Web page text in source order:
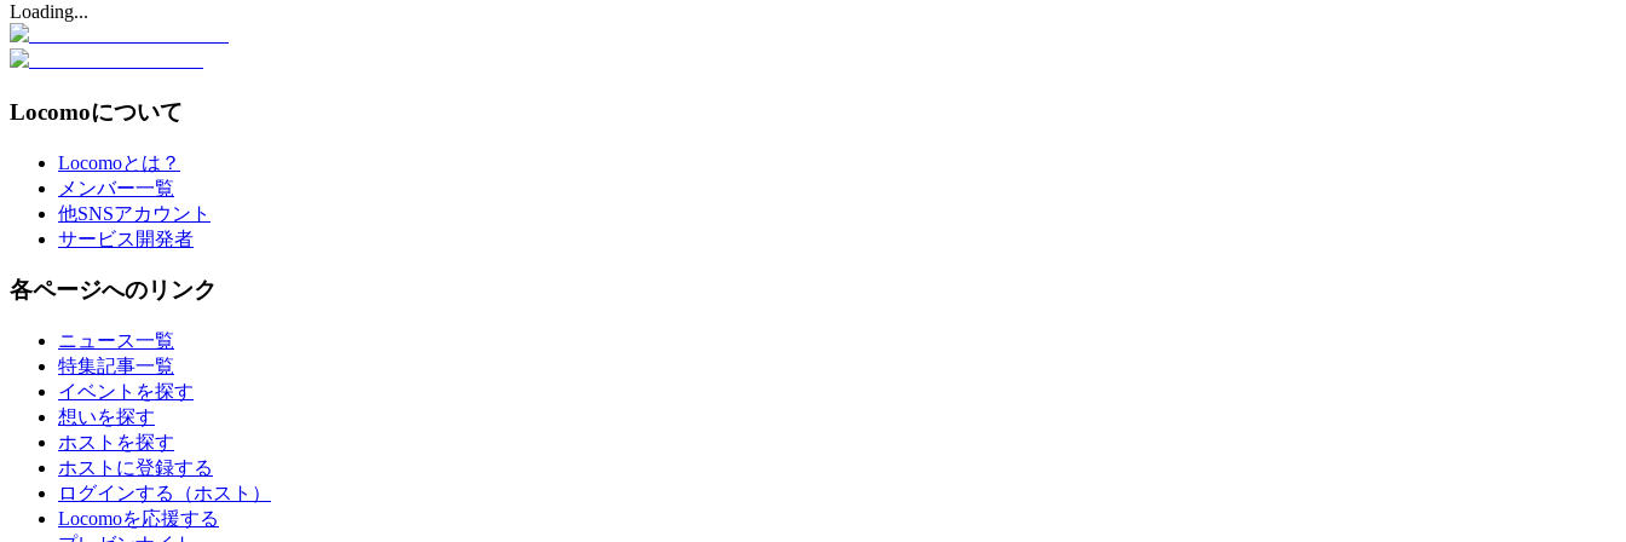
Loading...
Locomoについて
Locomoとは？
メンバー一覧
他SNSアカウント
サービス開発者
各ページへのリンク
ニュース一覧
特集記事一覧
イベントを探す
想いを探す
ホストを探す
ホストに登録する
ログインする（ホスト）
Locomoを応援する